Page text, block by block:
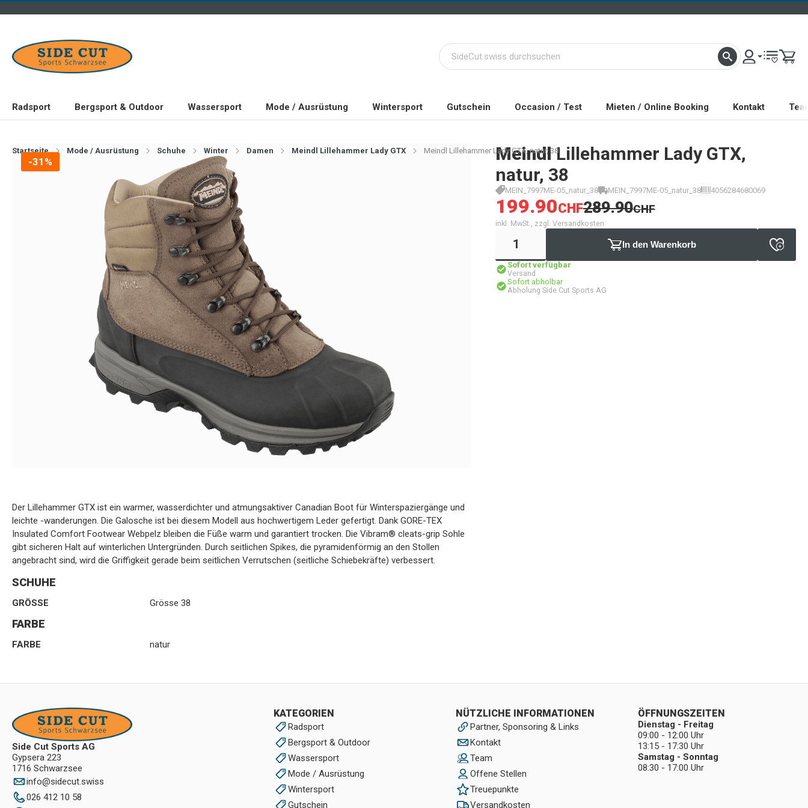
Radsport Bergsport & Outdoor Wassersport Mode / Ausrüstung Wintersport Gutschein Occasion / Test Mieten / Online Booking Kontakt
Startseite Mode / Ausrüstung Schuhe Winter Damen Meindl Lillehammer Lady GTX Meindl Lillehammer Lady GTX, natur, 38
-31% Meindl Lillehammer Lady GTX,
natur, 38
MEIN_7997ME-05_natur_38 MEIN_7997ME-05_natur_38 4056284680069
199.90CHF289.90CHF
inkl. MwSt., zzgl. Versandkosten
In den Warenkorb
Sofort verfügbar
Versand
Sofort abholbar
Abholung Side Cut Sports AG
Der Lillehammer GTX ist ein warmer, wasserdichter und atmungsaktiver Canadian Boot für Winterspaziergänge und
leichte -wanderungen. Die Galosche ist bei diesem Modell aus hochwertigem Leder gefertigt. Dank GORE-TEX
Insulated Comfort Footwear Webpelz bleiben die Füße warm und garantiert trocken. Die Vibram® cleats-grip Sohle
gibt sicheren Halt auf winterlichen Untergründen. Durch seitlichen Spikes, die pyramidenförmig an den Stollen
angebracht sind, wird die Griffigkeit gerade beim seitlichen Verrutschen (seitliche Schiebekräfte) verbessert.
SCHUHE
GRÖSSE Grösse 38
FARBE
FARBE natur
Side Cut Sports AG
Gypsera 223
1716 Schwarzsee
info@sidecut.swiss
026 412 10 58
KATEGORIEN
Radsport
Bergsport & Outdoor
Wassersport
Mode / Ausrüstung
Wintersport
Gutschein
NÜTZLICHE INFORMATIONEN
Partner, Sponsoring & Links
Kontakt
Team
Offene Stellen
Treuepunkte
Versandkosten
ÖFFNUNGSZEITEN
Dienstag - Freitag
09:00 - 12:00 Uhr
13:15 - 17:30 Uhr
Samstag - Sonntag
08:30 - 17:00 Uhr